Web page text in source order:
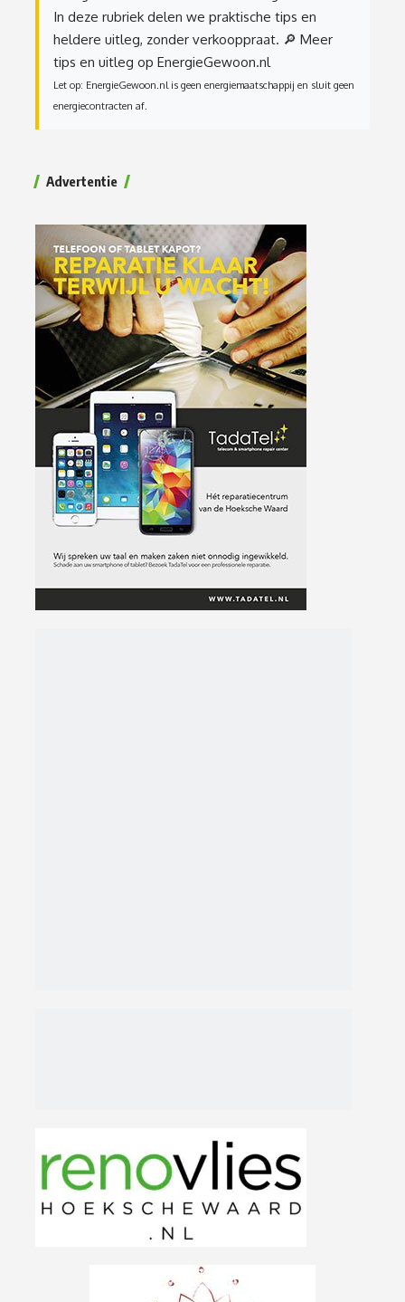
In deze rubriek delen we praktische tips en
heldere uitleg, zonder verkooppraat. 🔎 Meer
tips en uitleg op EnergieGewoon.nl
Let op: EnergieGewoon.nl is geen energiemaatschappij en sluit geen
energiecontracten af.
Advertentie